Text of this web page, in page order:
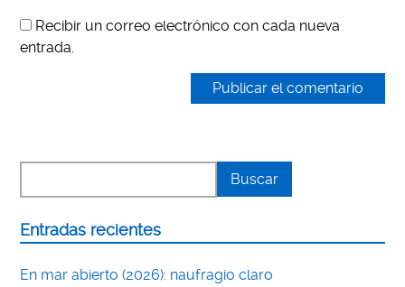
Recibir un correo electrónico con cada nueva
entrada.
Entradas recientes
En mar abierto (2026): naufragio claro